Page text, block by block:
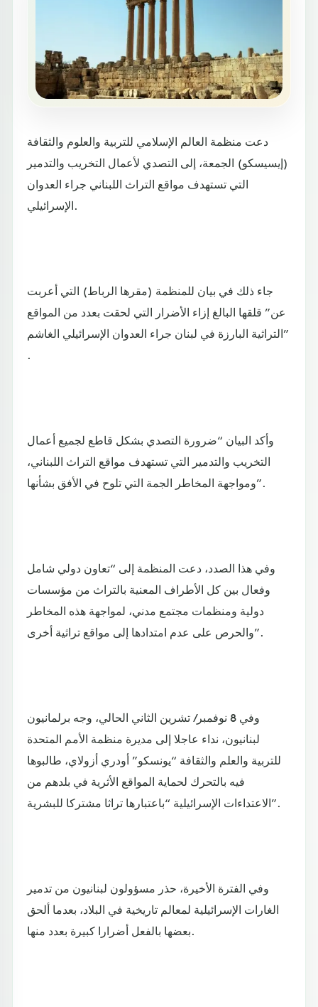
دعت منظمة العالم الإسلامي للتربية والعلوم والثقافة
(إيسيسكو) الجمعة، إلى التصدي لأعمال التخريب والتدمير
التي تستهدف مواقع التراث اللبناني جراء العدوان
الإسرائيلي.
جاء ذلك في بيان للمنظمة (مقرها الرباط) التي أعربت
عن” قلقها البالغ إزاء الأضرار التي لحقت بعدد من المواقع
التراثية البارزة في لبنان جراء العدوان الإسرائيلي الغاشم”
.
وأكد البيان “ضرورة التصدي بشكل قاطع لجميع أعمال
التخريب والتدمير التي تستهدف مواقع التراث اللبناني،
ومواجهة المخاطر الجمة التي تلوح في الأفق بشأنها”.
وفي هذا الصدد، دعت المنظمة إلى “تعاون دولي شامل
وفعال بين كل الأطراف المعنية بالتراث من مؤسسات
دولية ومنظمات مجتمع مدني، لمواجهة هذه المخاطر
والحرص على عدم امتدادها إلى مواقع تراثية أخرى”.
وفي 8 نوفمبر/ تشرين الثاني الحالي، وجه برلمانيون
لبنانيون، نداء عاجلا إلى مديرة منظمة الأمم المتحدة
للتربية والعلم والثقافة “يونسكو” أودري أزولاي، طالبوها
فيه بالتحرك لحماية المواقع الأثرية في بلدهم من
الاعتداءات الإسرائيلية “باعتبارها تراثا مشتركا للبشرية”.
وفي الفترة الأخيرة، حذر مسؤولون لبنانيون من تدمير
الغارات الإسرائيلية لمعالم تاريخية في البلاد، بعدما ألحق
بعضها بالفعل أضرارا كبيرة بعدد منها.